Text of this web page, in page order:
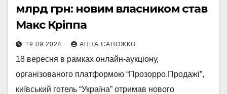
млрд грн: новим власником став
Макс Кріппа
19.09.2024 АННА САПОЖКО
18 вересня в рамках онлайн-аукціону,
організованого платформою “Прозорро.Продажі”,
київський готель “Україна” отримав нового